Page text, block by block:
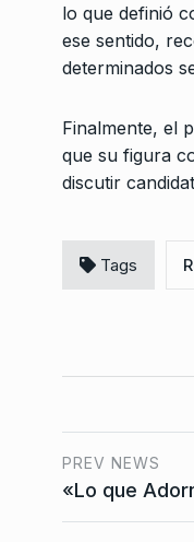
lo que definió
ese sentido,
determinados
Finalmente, el
que su figura
discutir
Tags
PREV NEWS
«Lo que